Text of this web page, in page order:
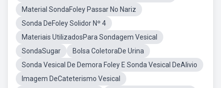
Material SondaFoley Passar No Nariz
Sonda DeFoley Solidor Nº 4
Materiais UtilizadosPara Sondagem Vesical
SondaSugar
Bolsa ColetoraDe Urina
Sonda Vesical De Demora Foley E Sonda Vesical DeAlivio
Imagem DeCateterismo Vesical